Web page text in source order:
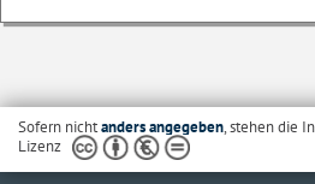
Sofern nichtanders angegeben, stehen die
Lizenz